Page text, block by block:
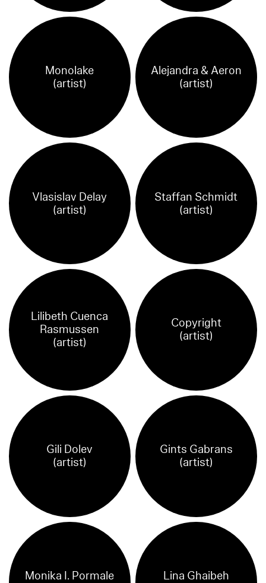
Monolake
(artist)
Alejandra & Aeron
(artist)
Vlasislav Delay
(artist)
Staffan Schmidt
(artist)
Lilibeth Cuenca
Rasmussen
(artist)
Copyright
(artist)
Gili Dolev
(artist)
Gints Gabrans
(artist)
Monika I. Pormale
Lina Ghaibeh